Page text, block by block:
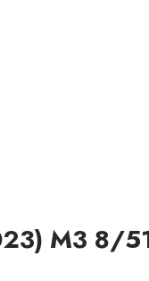
M3 8/